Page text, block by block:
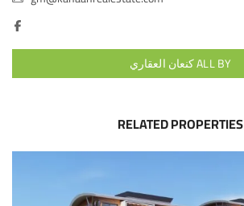
ALL BY كنعان العقاري
RELATED PROPERTIES